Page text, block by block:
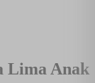
Lima Anak